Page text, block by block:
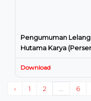
Pengumuman
Hutama Karya
Download
‹ 1 2 6